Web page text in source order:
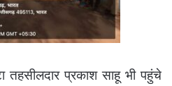
तहसीलदार प्रकाश साहू भी पहुंचे